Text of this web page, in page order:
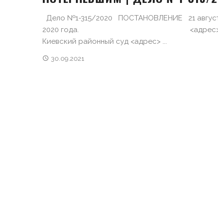
Дело №1-315/2020 ПОСТАНОВЛЕНИЕ 21
2020 года.
Киевский районный суд <адрес> ...
30.09.2021